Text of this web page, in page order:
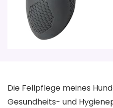
Die Fellpflege meines
Gesundheits- und